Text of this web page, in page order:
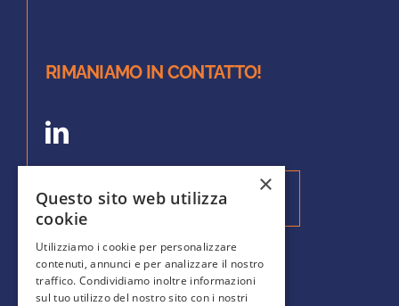
RIMANIAMO IN CONTATTO!
Iscriviti alla nostra Newsletter
SCOPRI DI PIÙ
×
Questo sito web utilizza
cookie
Utilizziamo i cookie per personalizzare
contenuti, annunci e per analizzare il nostro
traffico. Condividiamo inoltre informazioni
sul tuo utilizzo del nostro sito con i nostri